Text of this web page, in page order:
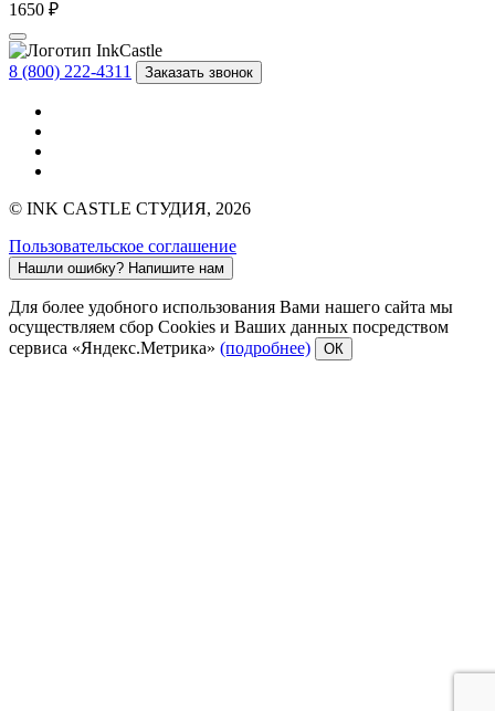
1650 ₽
8 (800) 222-4311 Заказать звонок
© INK CASTLE СТУДИЯ, 2026
Пользовательское соглашение
Нашли ошибку? Напишите нам
Для более удобного использования Вами нашего сайта мы
осуществляем сбор Cookies и Ваших данных посредством
сервиса «Яндекс.Метрика» (подробнее) ОК